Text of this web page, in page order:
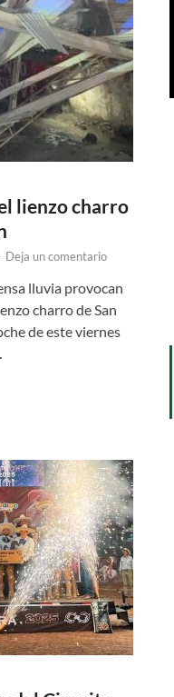
lienzo charro
Deja un comentario
lluvia provocan
charro de San
de este viernes